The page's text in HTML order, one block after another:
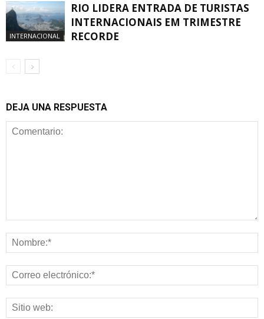
INTERNACIONAL
RIO LIDERA ENTRADA DE TURISTAS
INTERNACIONAIS EM TRIMESTRE
RECORDE
DEJA UNA RESPUESTA